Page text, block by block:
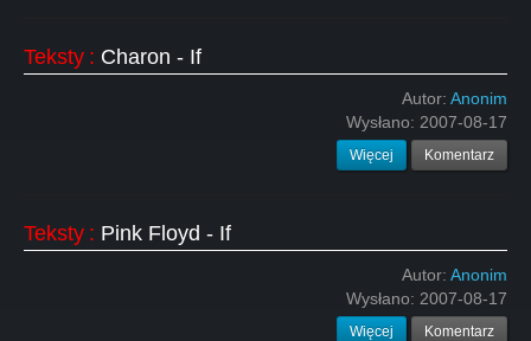
Teksty : Charon - If
Autor: Anonim
Wysłano: 2007-08-17
Więcej Komentarz
Teksty : Pink Floyd - If
Autor: Anonim
Wysłano: 2007-08-17
Więcej Komentarz